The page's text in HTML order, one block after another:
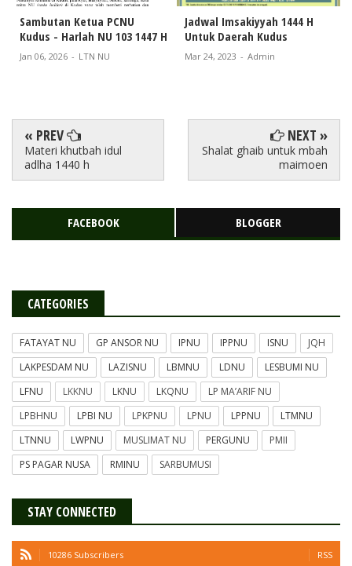
Sambutan Ketua PCNU
Kudus - Harlah NU 103 1447 H
Jan 06, 2026 - LTN NU
Jadwal Imsakiyyah 1444 H
Untuk Daerah Kudus
Mar 24, 2023 - Admin
« PREV
Materi khutbah idul
adlha 1440 h
NEXT »
Shalat ghaib untuk mbah
maimoen
FACEBOOK BLOGGER
CATEGORIES
FATAYAT NU GP ANSOR NU IPNU IPPNU ISNU
JQH
LAKPESDAM NU
LAZISNU LBMNU LDNU
LESBUMI NU
LFNU
LKKNU LKNU LKQNU
LP MA’ARIF NU
LPBHNU
LPBI NU LPKPNU LPNU LPPNU
LTMNU
LTNNU
LWPNU MUSLIMAT NU PERGUNU
PMII
PS PAGAR NUSA
RMINU SARBUMUSI
STAY CONNECTED
10286 Subscribers RSS